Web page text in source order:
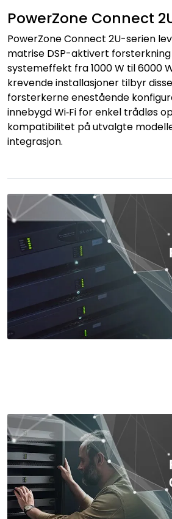
PowerZone Connect
PowerZone Connect 2U-serien
matrise DSP-aktivert
systemeffekt fra 1000 W til 6000
krevende installasjoner tilbyr
forsterkerne enestående
innebygd Wi‑Fi for enkel trådløs
kompatibilitet på utvalgte
integrasjon.